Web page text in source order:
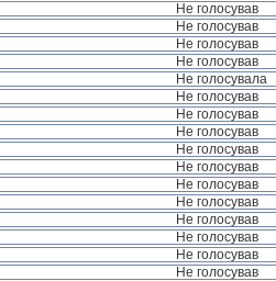
Не голосував
Не голосував
Не голосував
Не голосував
Не голосувала
Не голосував
Не голосував
Не голосував
Не голосував
Не голосував
Не голосував
Не голосував
Не голосував
Не голосував
Не голосував
Не голосував